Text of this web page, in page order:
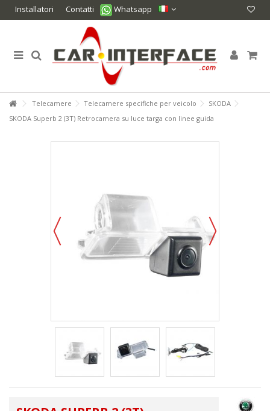
Installatori Contatti Whatsapp
Telecamere Telecamere specifiche per veicolo
SKODA
SKODA Superb 2 (3T) Retrocamera su luce targa con linee guida